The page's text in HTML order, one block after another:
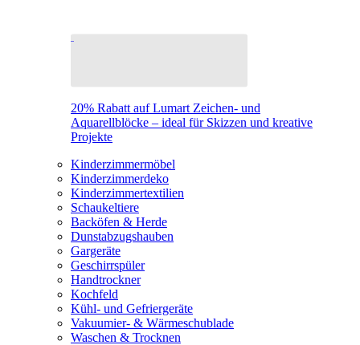
20% Rabatt auf Lumart Zeichen- und
Aquarellblöcke – ideal für Skizzen und kreative
Projekte
Kinderzimmermöbel
Kinderzimmerdeko
Kinderzimmertextilien
Schaukeltiere
Backöfen & Herde
Dunstabzugshauben
Gargeräte
Geschirrspüler
Handtrockner
Kochfeld
Kühl- und Gefriergeräte
Vakuumier- & Wärmeschublade
Waschen & Trocknen